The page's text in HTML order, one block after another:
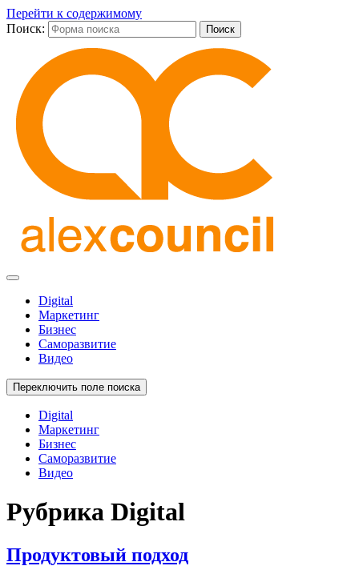
Перейти к содержимому
Поиск:
Digital
Маркетинг
Бизнес
Саморазвитие
Видео
Переключить поле поиска
Digital
Маркетинг
Бизнес
Саморазвитие
Видео
Рубрика Digital
Продуктовый подход